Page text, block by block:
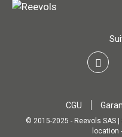
CGU
© 2015-2025 - Reevols SAS
location